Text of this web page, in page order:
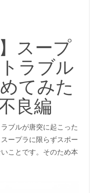
スープ
ラブル
てみた
良編
ブルが唐突に起こった
ープラに限らずスポー
ことです。そのため本